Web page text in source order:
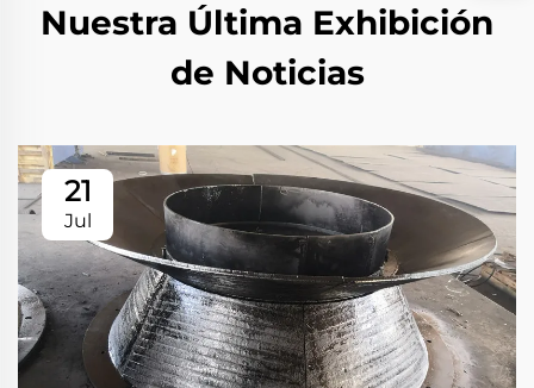
Nuestra Última Exhibición
de Noticias
21
Jul